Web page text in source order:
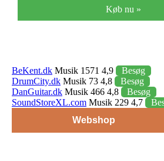
Køb nu »
BeKent.dk Musik 1571 4,9
Besøg
DrumCity.dk Musik 73 4,8
Besøg
DanGuitar.dk Musik 466 4,8
Besøg
SoundStoreXL.com Musik 229 4,7
Webshop